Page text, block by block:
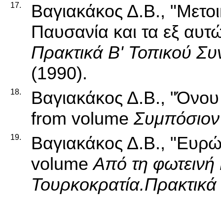
17.
Βαγιακάκος Δ.Β.,
Παυσανία και τα εξ
Πρακτικά Β' Τοπικού
(1990).
18.
Βαγιακάκος Δ.Β.,
from volume
19.
Βαγιακάκος Δ.Β.,
volumeΑπό τη